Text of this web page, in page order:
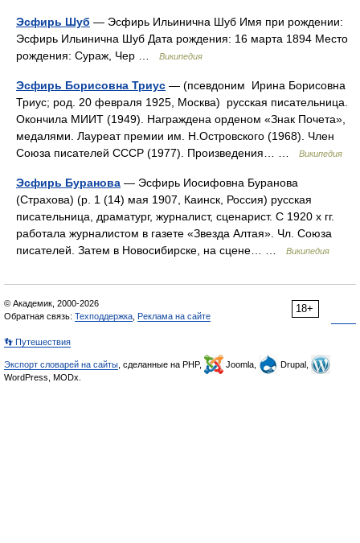
Эсфирь Шуб — Эсфирь Ильинична Шуб Имя при рождении:
Эсфирь Ильинична Шуб Дата рождения: 16 марта 1894 Место
рождения: Сураж, Чер …
Википедия
Эсфирь Борисовна Триус — (псевдоним Ирина Борисовна
Триус; род. 20 февраля 1925, Москва) русская писательница.
Окончила МИИТ (1949). Награждена орденом «Знак Почета»,
медалями. Лауреат премии им. Н.Островского (1968). Член
Союза писателей СССР (1977). Произведения… …
Википедия
Эсфирь Буранова — Эсфирь Иосифовна Буранова
(Страхова) (р. 1 (14) мая 1907, Каинск, Россия) русская
писательница, драматург, журналист, сценарист. С 1920 х гг.
работала журналистом в газете «Звезда Алтая». Чл. Союза
писателей. Затем в Новосибирске, на сцене… …
Википедия
18+
© Академик, 2000-2026
Обратная связь: Техподдержка Реклама на сайте
👣 Путешествия
Экспорт словарей на сайты , сделанные на PHP, Joomla,
Drupal,
WordPress, MODx.